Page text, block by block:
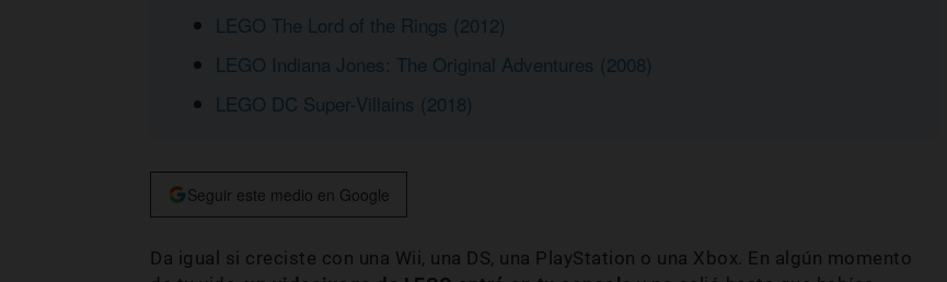
LEGO The Lord of the Rings (2012)
LEGO Indiana Jones: The Original Adventures (2008)
LEGO DC Super-Villains (2018)
Seguir este medio en Google
Da igual si creciste con una Wii, una DS, una PlayStation o una Xbox. En algún momento